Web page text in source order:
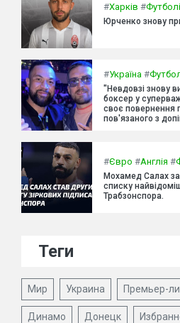
#Харків #
Юрченко знову
#Україна #
"Невдовзі знову
боксер у
своє повернення
пов'язаного з
#Євро #Англія #
Мохамед Салах
списку
Трабзонспора.
Теги
Мир Украина Премьер-
Динамо Донецк